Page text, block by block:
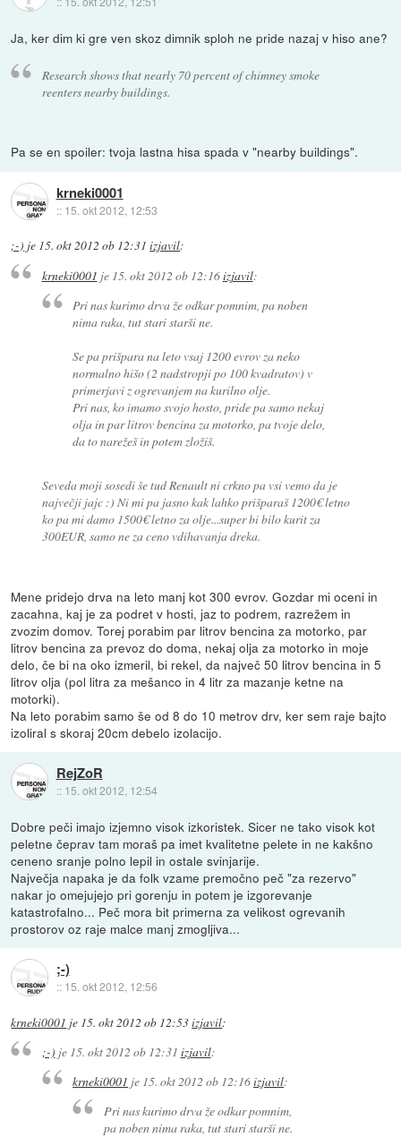
Ja, ker dim ki gre ven skoz dimnik sploh ne pride nazaj v hiso ane?
Research shows that nearly 70 percent of chimney smoke
reenters nearby buildings.
Pa se en spoiler: tvoja lastna hisa spada v "nearby buildings".
krneki0001
:: 15. okt 2012, 12:53
;-) je 15. okt 2012 ob 12:31 izjavil:
krneki0001 je 15. okt 2012 ob 12:16izjavil:
Pri nas kurimo drva že odkar pomnim, pa noben
nima raka, tut stari starši ne.
Se pa prišpara na leto vsaj 1200 evrov za neko
normalno hišo (2 nadstropji po 100 kvadratov) v
primerjavi z ogrevanjem na kurilno olje.
Pri nas, ko imamo svojo hosto, pride pa samo nekaj
olja in par litrov bencina za motorko, pa tvoje delo,
da to narežeš in potem zložiš.
Seveda moji sosedi še tud Renault ni crkno pa vsi vemo da je
največji jajc :) Ni mi pa jasno kak lahko prišparaš 1200€ letno
ko pa mi damo 1500€ letno za olje...super bi bilo kurit za
300EUR, samo ne za ceno vdihavanja dreka.
Mene pridejo drva na leto manj kot 300 evrov. Gozdar mi oceni in
zacahna, kaj je za podret v hosti, jaz to podrem, razrežem in
zvozim domov. Torej porabim par litrov bencina za motorko, par
litrov bencina za prevoz do doma, nekaj olja za motorko in moje
delo, če bi na oko izmeril, bi rekel, da največ 50 litrov bencina in 5
litrov olja (pol litra za mešanco in 4 litr za mazanje ketne na
motorki).
Na leto porabim samo še od 8 do 10 metrov drv, ker sem raje bajto
izoliral s skoraj 20cm debelo izolacijo.
RejZoR
:: 15. okt 2012, 12:54
Dobre peči imajo izjemno visok izkoristek. Sicer ne tako visok kot
peletne čeprav tam moraš pa imet kvalitetne pelete in ne kakšno
ceneno sranje polno lepil in ostale svinjarije.
Največja napaka je da folk vzame premočno peč "za rezervo"
nakar jo omejujejo pri gorenju in potem je izgorevanje
katastrofalno... Peč mora bit primerna za velikost ogrevanih
prostorov oz raje malce manj zmogljiva...
;-)
:: 15. okt 2012, 12:56
krneki0001 je 15. okt 2012 ob 12:53izjavil:
;-) je 15. okt 2012 ob 12:31 izjavil:
krneki0001 je 15. okt 2012 ob 12:16izjavil:
Pri nas kurimo drva že odkar pomnim,
pa noben nima raka, tut stari starši ne.